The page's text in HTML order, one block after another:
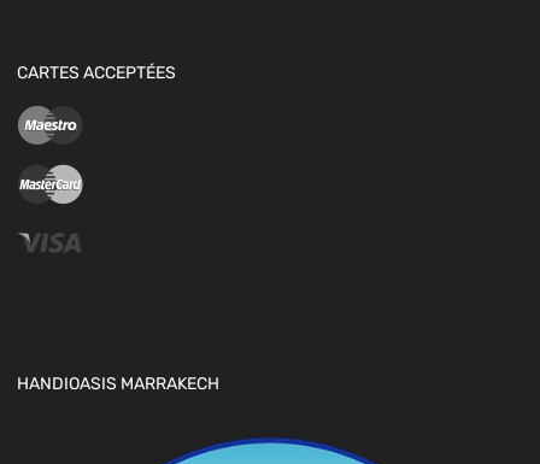
CARTES ACCEPTÉES
HANDIOASIS MARRAKECH